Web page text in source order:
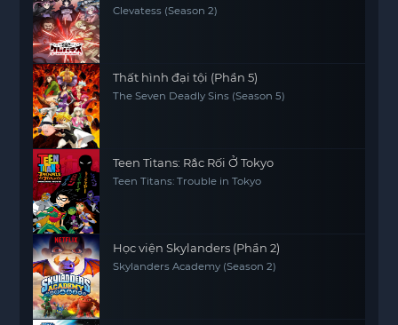
Clevatess (Season 2)
Thất hình đại tội (Phần 5)
The Seven Deadly Sins (Season 5)
Teen Titans: Rắc Rối Ở Tokyo
Teen Titans: Trouble in Tokyo
Học viện Skylanders (Phần 2)
Skylanders Academy (Season 2)